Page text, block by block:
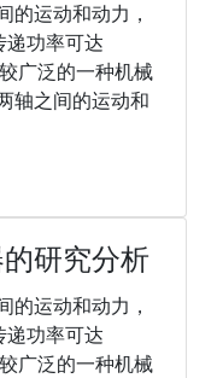
的运动和动力，
功率可达
广泛的一种机械
轴之间的运动和
研究分析
的运动和动力，
功率可达
广泛的一种机械